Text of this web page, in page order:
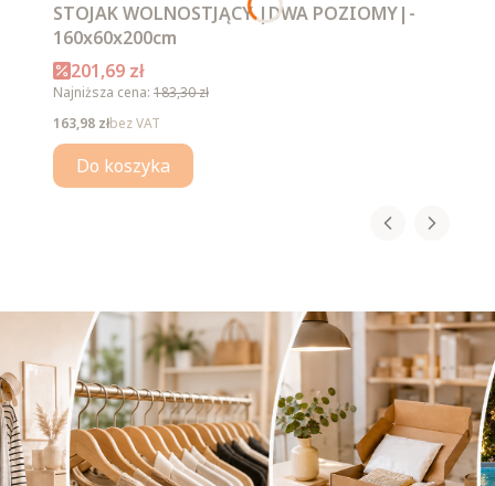
STOJAK WOLNOSTJĄCY |DWA POZIOMY|-
160x60x200cm
Cena promocyjna
201,69 zł
Najniższa cena: 183,30 zł
Cena
163,98 złbez VAT
Do koszyka